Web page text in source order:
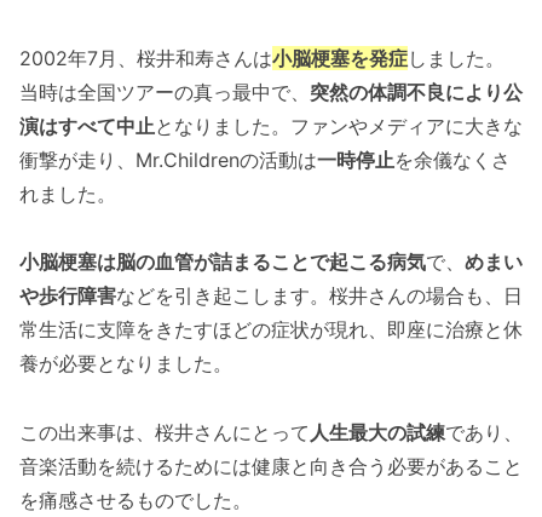
2002年7月、桜井和寿さんは小脳梗塞を発症しました。
当時は全国ツアーの真っ最中で、 突然の体調不良により公
演はすべて中止となりました。ファンやメディアに大きな
衝撃が走り、Mr.Childrenの活動は一時停止を余儀なくさ
れました。
小脳梗塞は脳の血管が詰まることで起こる病気で、 めまい
や歩行障害などを引き起こします。桜井さんの場合も、日
常生活に支障をきたすほどの症状が現れ、即座に治療と休
養が必要となりました。
この出来事は、桜井さんにとって 人生最大の試練であり、
音楽活動を続けるためには健康と向き合う必要があること
を痛感させるものでした。